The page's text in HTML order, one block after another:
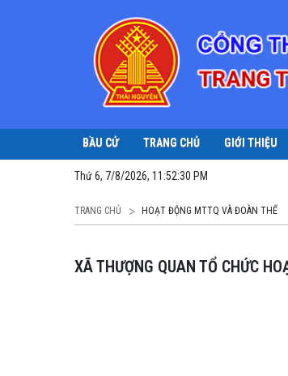
BẦU CỬ TRANG CHỦ GIỚI THIỆU
Thứ 6, 7/8/2026, 11:52:31 PM
TRANG CHỦ HOẠT ĐỘNG MTTQ VÀ ĐOÀN THỂ
XÃ THƯỢNG QUAN TỔ CHỨC